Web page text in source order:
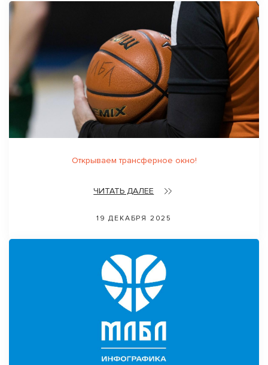
Открываем трансферное окно!
ЧИТАТЬ ДАЛЕЕ
19 ДЕКАБРЯ 2025